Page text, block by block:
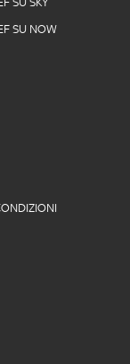
SU NOW